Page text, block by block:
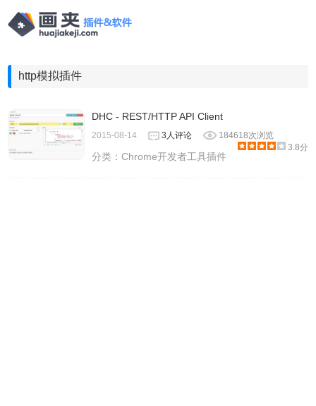
http模拟插件
DHC - REST/HTTP API Client
2015-08-14 3人评论
184618次浏览
3.8分
分类：Chrome开发者工具插件